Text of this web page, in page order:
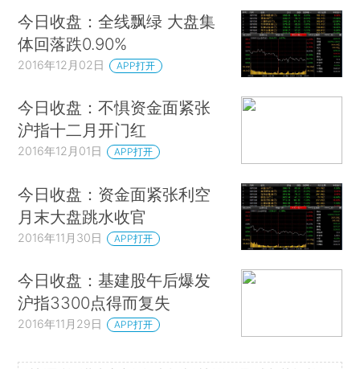
今日收盘：全线飘绿 大盘集
体回落跌0.90%
2016年12月02日 APP打开
今日收盘：不惧资金面紧张
沪指十二月开门红
2016年12月01日 APP打开
今日收盘：资金面紧张利空
月末大盘跳水收官
2016年11月30日 APP打开
今日收盘：基建股午后爆发
沪指3300点得而复失
2016年11月29日 APP打开